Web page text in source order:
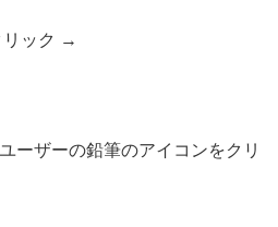
リック →
ーザーの鉛筆のアイコンをクリ